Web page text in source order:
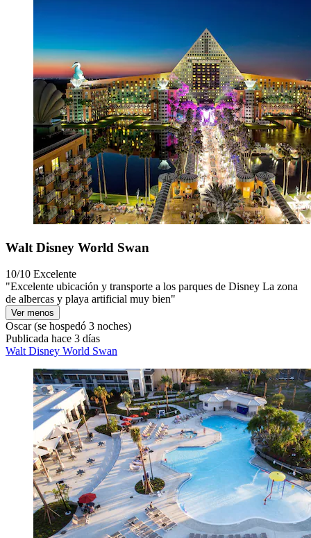
Walt Disney World Swan
10/10 Excelente
"Excelente ubicación y transporte a los parques de Disney La zona
de albercas y playa artificial muy bien"
Ver menos
Oscar(se hospedó 3 noches)
Publicada hace 3 días
Walt Disney World Swan